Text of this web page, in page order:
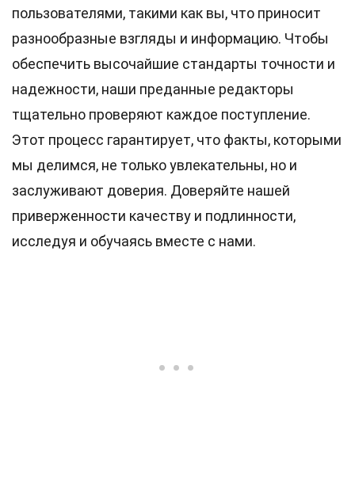
пользователями, такими как вы, что приносит
разнообразные взгляды и информацию. Чтобы
обеспечить высочайшие стандарты точности и
надежности, наши преданные редакторы
тщательно проверяют каждое поступление.
Этот процесс гарантирует, что факты, которыми
мы делимся, не только увлекательны, но и
заслуживают доверия. Доверяйте нашей
приверженности качеству и подлинности,
исследуя и обучаясь вместе с нами.